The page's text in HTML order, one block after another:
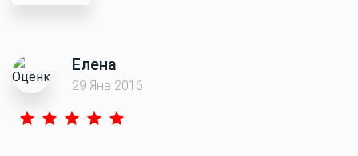
Елена
29 Янв 2016